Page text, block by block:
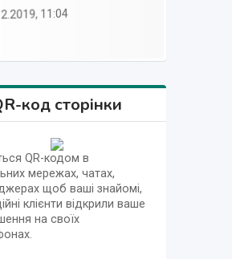
29.12.2019, 11:04
29.12.2019, 11:05
29.12.2019, 11:05
11:04
29.12.2019, 11:04
29.12.2019, 11:04
29.12.2019, 11:05
код сторінки
QR-кодом в
мережах, чатах,
щоб ваші знайомі,
клієнти відкрили ваше
на своїх